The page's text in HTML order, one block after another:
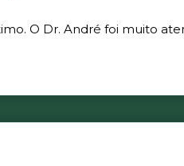
O Dr. André foi muito